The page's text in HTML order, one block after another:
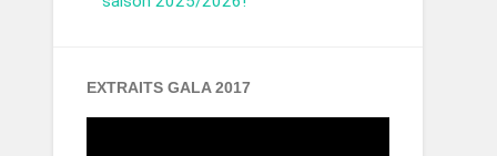
EXTRAITS GALA 2017